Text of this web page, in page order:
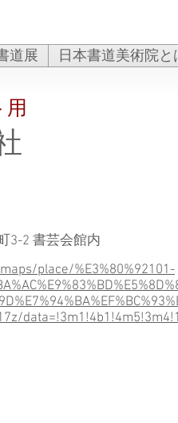
道展 日本書道美術院と
用
3-2 書芸会館内
place/%E3%80%92101-